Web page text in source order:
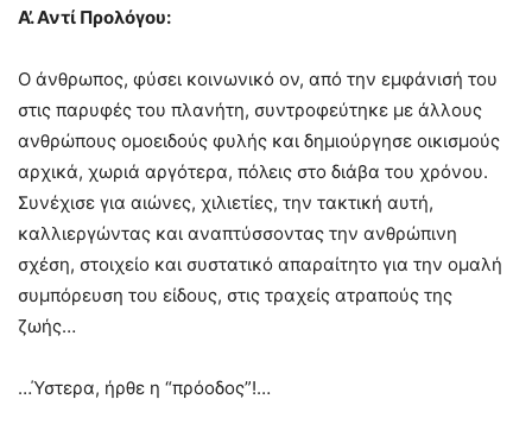
Α’. Αντί Προλόγου:
Ο άνθρωπος, φύσει κοινωνικό ον, από την εμφάνισή του
στις παρυφές του πλανήτη, συντροφεύτηκε με άλλους
ανθρώπους ομοειδούς φυλής και δημιούργησε οικισμούς
αρχικά, χωριά αργότερα, πόλεις στο διάβα του χρόνου.
Συνέχισε για αιώνες, χιλιετίες, την τακτική αυτή,
καλλιεργώντας και αναπτύσσοντας την ανθρώπινη
σχέση, στοιχείο και συστατικό απαραίτητο για την ομαλή
συμπόρευση του είδους, στις τραχείς ατραπούς της
ζωής…
…Ύστερα, ήρθε η “πρόοδος”!…